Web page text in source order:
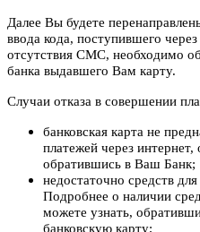
Далее Вы будете
ввода кода, поступившего
отсутствия СМС, необходимо
банка выдавшего Вам карту.
Случаи отказа в совершении
банковская карта не
платежей через
обратившись в Ваш Банк;
недостаточно средств
Подробнее о наличии
можете узнать,
банковскую карту;